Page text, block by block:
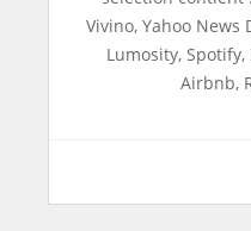
Vivino, Yahoo News
Lumosity,
Airbnb,